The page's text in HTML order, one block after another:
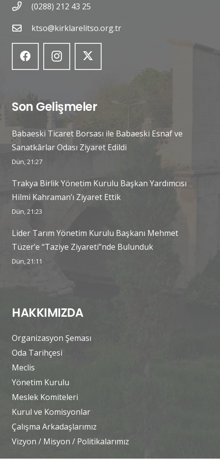
(0288) 212 43 25
ktso@kirklarelitso.org.tr
Son Gelişmeler
Babaeski Ticaret Borsası ile Babaeski Esnaf ve
Sanatkârlar Odası Ziyaret Edildi
Dün, 21:27
Trakya Birlik Yönetim Kurulu Başkan Yardımcısı
Hilmi Kahraman’ı Ziyaret Ettik
Dün, 21:23
Lider Tarım Yönetim Kurulu Başkanı Mehmet
Tüzer’e “Taziye Ziyareti”nde Bulunduk
Dün, 21:11
HAKKIMIZDA
Organizasyon Şeması
Oda Tarihçesi
Meclis
Yönetim Kurulu
Meslek Komiteleri
Kurul ve Komisyonlar
Çalışma Arkadaşlarımız
Vizyon / Misyon / Politikalarımız